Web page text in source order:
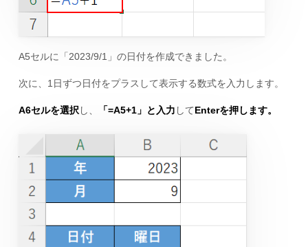
A5セルに「2023/9/1」の日付を作成できました。
次に、1日ずつ日付をプラスして表示する数式を入力します。
A6セルを選択 し、 「=A5+1」と入力 してEnterを押します。